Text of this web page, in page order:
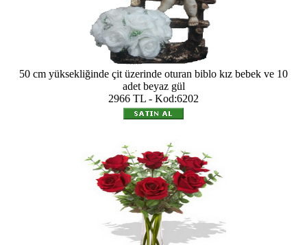
50 cm yüksekliğinde çit üzerinde oturan biblo kız bebek ve 10
adet beyaz gül
2966 TL - Kod:6202